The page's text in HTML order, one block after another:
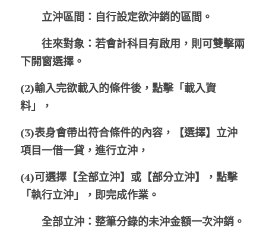
立沖區間： 自行設定欲沖銷的區間。
往來對象： 若會計科目有啟用，則可雙擊兩
下開窗選擇。
(2)輸入完欲載入的條件後，點擊「載入資
料」，
(3)表身會帶出符合條件的內容，【選擇】立沖
項目一借一貸，進行立沖，
(4)可選擇【全部立沖】或【部分立沖】，點擊
「執行立沖」，即完成作業。
全部立沖： 整筆分錄的未沖金額一次沖銷。